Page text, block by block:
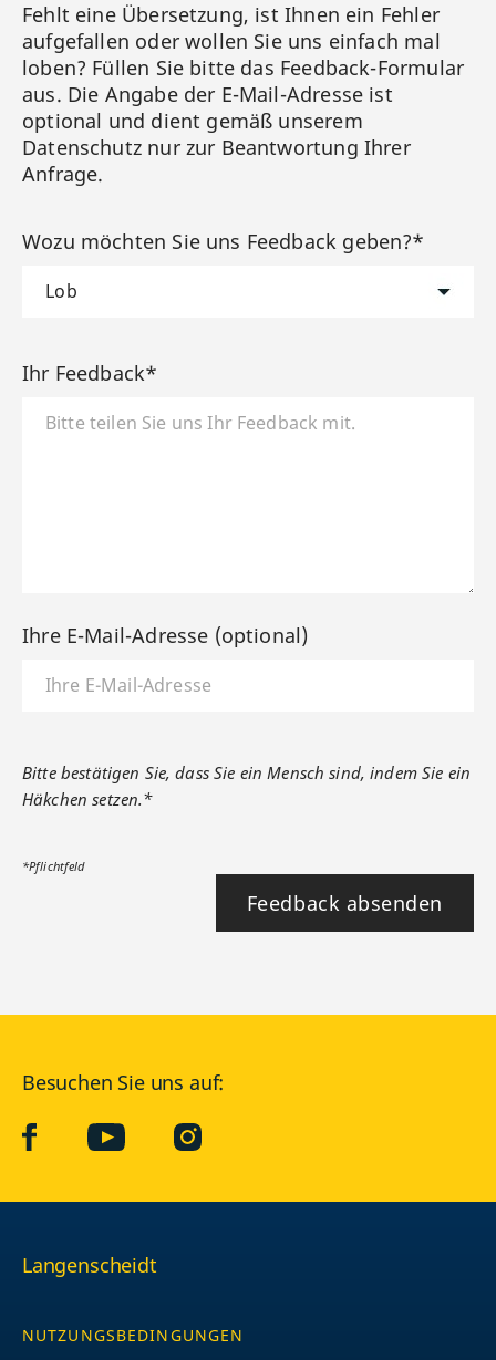
Fehlt eine Übersetzung, ist Ihnen ein Fehler
aufgefallen oder wollen Sie uns einfach mal
loben? Füllen Sie bitte das Feedback-Formular
aus. Die Angabe der E-Mail-Adresse ist
optional und dient gemäß unserem
Datenschutz nur zur Beantwortung Ihrer
Anfrage.
Wozu möchten Sie uns Feedback geben?*
Ihr Feedback*
Ihre E-Mail-Adresse (optional)
Bitte bestätigen Sie, dass Sie ein Mensch sind, indem Sie ein
Häkchen setzen.*
*Pflichtfeld
Feedback absenden
Besuchen Sie uns auf:
facebookYouTube Instagram
Langenscheidt
NUTZUNGSBEDINGUNGEN